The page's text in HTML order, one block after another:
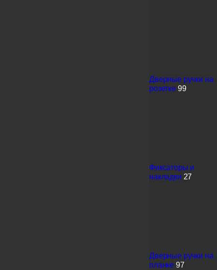
Дверные ручки на
розетке 99
Фиксаторы и
накладки 27
Дверные ручки на
планке 97